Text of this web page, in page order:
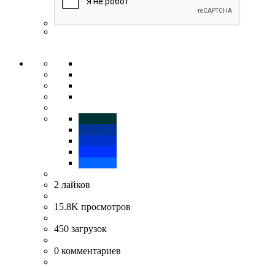
2 лайков
15.8K просмотров
450 загрузок
0 комментариев